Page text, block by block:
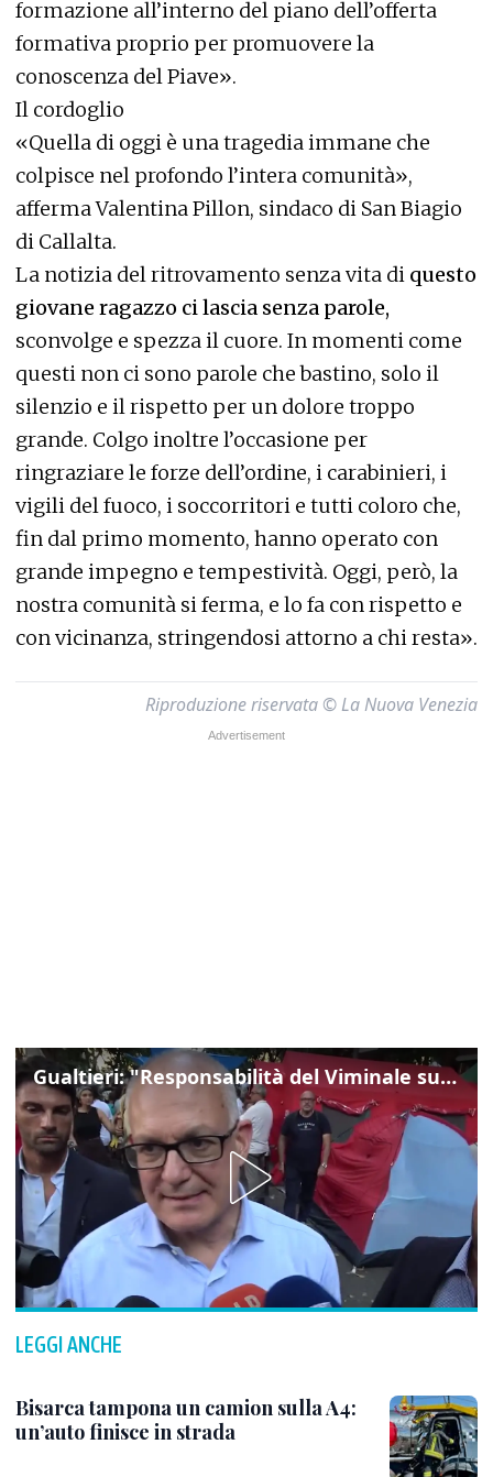
formazione all’interno del piano dell’offerta
formativa proprio per promuovere la
conoscenza del Piave».
Il cordoglio
«Quella di oggi è una tragedia immane che
colpisce nel profondo l’intera comunità»,
afferma Valentina Pillon, sindaco di San Biagio
di Callalta.
La notizia del ritrovamento senza vita di questo
giovane ragazzo ci lascia senza parole,
sconvolge e spezza il cuore. In momenti come
questi non ci sono parole che bastino, solo il
silenzio e il rispetto per un dolore troppo
grande. Colgo inoltre l’occasione per
ringraziare le forze dell’ordine, i carabinieri, i
vigili del fuoco, i soccorritori e tutti coloro che,
fin dal primo momento, hanno operato con
grande impegno e tempestività. Oggi, però, la
nostra comunità si ferma, e lo fa con rispetto e
con vicinanza, stringendosi attorno a chi resta».
Riproduzione riservata © La Nuova Venezia
Gualtieri: "Responsabilità del Viminale su Spin Time? La posizione dei partiti è nota"
LEGGI ANCHE
Bisarca tampona un camion sulla A4:
un’auto finisce in strada